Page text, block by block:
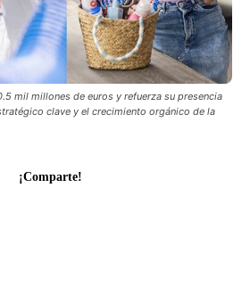
mil millones de euros y refuerza su presencia
clave y el crecimiento orgánico de la
¡Comparte!